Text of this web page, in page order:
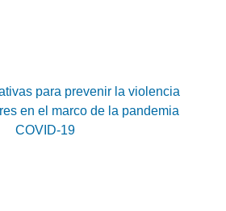
para prevenir la violencia
en el marco de la pandemia
COVID-19